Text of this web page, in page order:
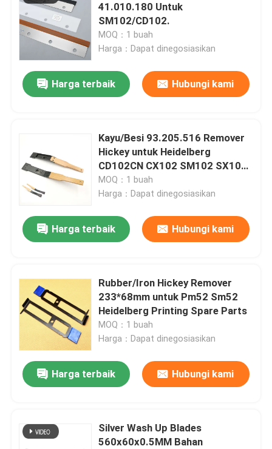
Produk
41.010.180 Untuk
SM102/CD102.
MOQ：1 buah
Harga：Dapat dinegosiasikan
Harga terbaik Hubungi kami
Kayu/Besi 93.205.516 Remover
Hickey untuk Heidelberg
CD102CN CX102 SM102 SX102
Printing Spare Parts
MOQ：1 buah
Harga：Dapat dinegosiasikan
Harga terbaik Hubungi kami
Rubber/Iron Hickey Remover
233*68mm untuk Pm52 Sm52
Heidelberg Printing Spare Parts
MOQ：1 buah
Harga：Dapat dinegosiasikan
Harga terbaik Hubungi kami
Silver Wash Up Blades
560x60x0.5MM Bahan